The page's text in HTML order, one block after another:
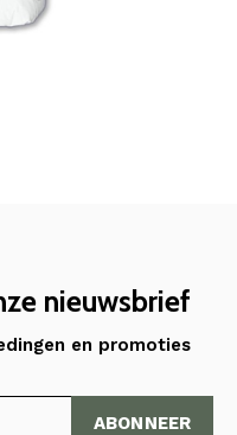
nieuwsbrief
en promoties
ABONNEER